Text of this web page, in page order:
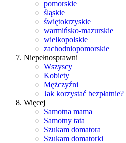
pomorskie
śląskie
świętokrzyskie
warmińsko-mazurskie
wielkopolskie
zachodniopomorskie
Niepełnosprawni
Wszyscy
Kobiety
Mężczyźni
Jak korzystać bezpłatnie?
Więcej
Samotna mama
Samotny tata
Szukam domatora
Szukam domatorki